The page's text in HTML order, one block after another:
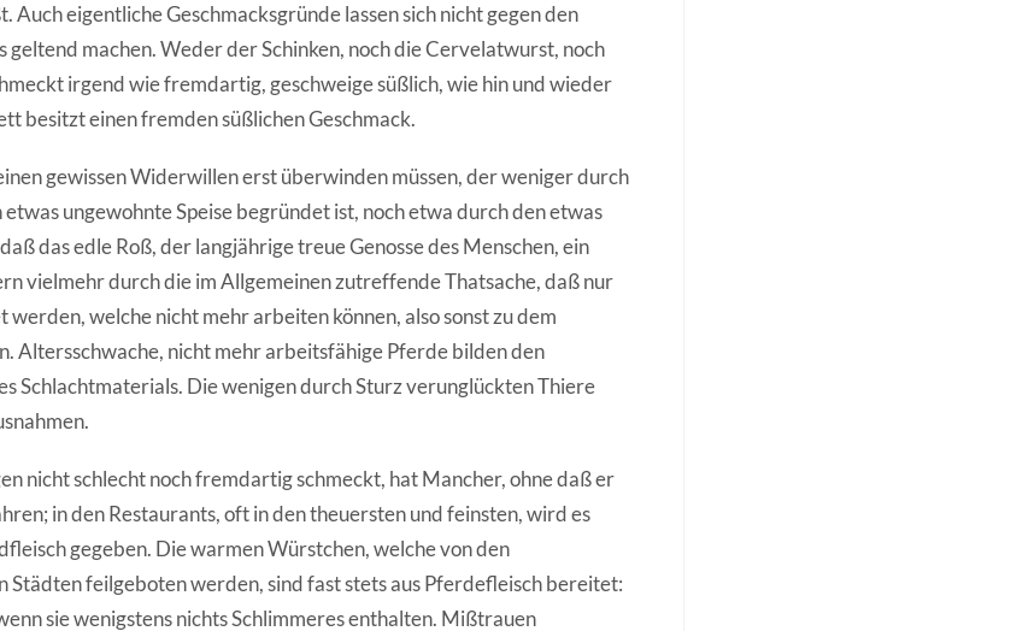
Auch eigentliche Geschmacksgründe lassen sich nicht gegen den
geltend machen. Weder der Schinken, noch die Cervelatwurst, noch
irgend wie fremdartig, geschweige süßlich, wie hin und wieder
besitzt einen fremden süßlichen Geschmack.
gewissen Widerwillen erst überwinden müssen, der weniger durch
etwas ungewohnte Speise begründet ist, noch etwa durch den etwas
das edle Roß, der langjährige treue Genosse des Menschen, ein
vielmehr durch die im Allgemeinen zutreffende Thatsache, daß nur
werden, welche nicht mehr arbeiten können, also sonst zu dem
Altersschwache, nicht mehr arbeitsfähige Pferde bilden den
Schlachtmaterials. Die wenigen durch Sturz verunglückten Thiere
nicht schlecht noch fremdartig schmeckt, hat Mancher, ohne daß er
in den Restaurants, oft in den theuersten und feinsten, wird es
gegeben. Die warmen Würstchen, welche von den
feilgeboten werden, sind fast stets aus Pferdefleisch bereitet:
sie wenigstens nichts Schlimmeres enthalten. Mißtrauen